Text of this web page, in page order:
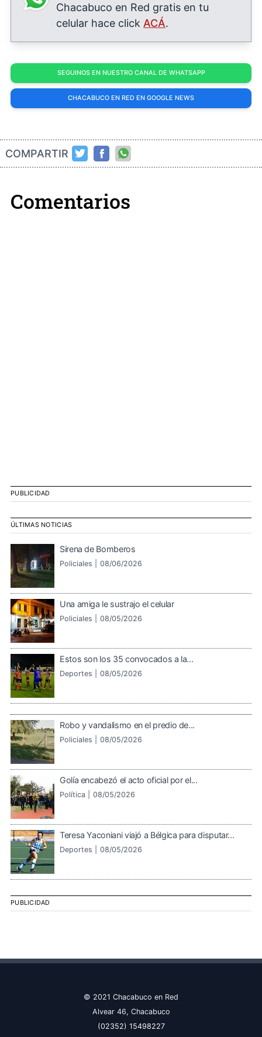
Chacabuco en Red gratis en tu
celular hace click ACÁ.
SEGUINOS EN NUESTRO CANAL DE WHATSAPP
CHACABUCO EN RED EN GOOGLE NEWS
COMPARTIR
Comentarios
PUBLICIDAD
ÚLTIMAS NOTICIAS
Sirena de Bomberos
Policiales | 08/06/2026
Una amiga le sustrajo el celular
Policiales | 08/05/2026
Estos son los 35 convocados a la...
Deportes | 08/05/2026
Robo y vandalismo en el predio de...
Policiales | 08/05/2026
Golía encabezó el acto oficial por el...
Política | 08/05/2026
Teresa Yaconiani viajó a Bélgica para disputar...
Deportes | 08/05/2026
PUBLICIDAD
© 2021 Chacabuco en Red
Alvear 46, Chacabuco
(02352) 15498227